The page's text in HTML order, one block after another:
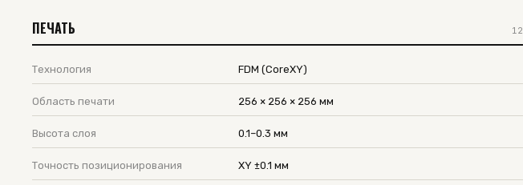
ПЕЧАТЬ 12
Технология FDM (CoreXY)
Область печати 256 × 256 × 256 мм
Высота слоя 0.1–0.3 мм
Точность позиционирования XY ±0.1 мм